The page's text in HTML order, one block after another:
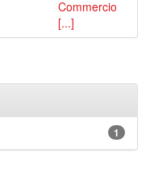
Commercio
[...]
1